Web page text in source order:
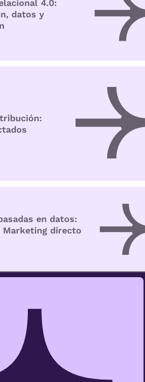
4.0:
datos y
en datos:
Marketing directo
personalizada
Marketing